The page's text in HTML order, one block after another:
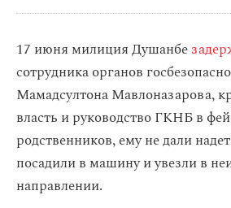
17 июня милиция Душанбе
сотрудника органов
Мамадсултона Мавлоназарова,
власть и руководство ГКНБ в
родственников, ему не дали
посадили в машину и увезли в
направлении.